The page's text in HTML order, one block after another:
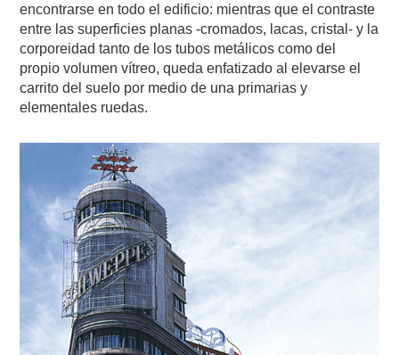
encontrarse en todo el edificio: mientras que el contraste
entre las superficies planas -cromados, lacas, cristal- y la
corporeidad tanto de los tubos metálicos como del
propio volumen vítreo, queda enfatizado al elevarse el
carrito del suelo por medio de una primarias y
elementales ruedas.